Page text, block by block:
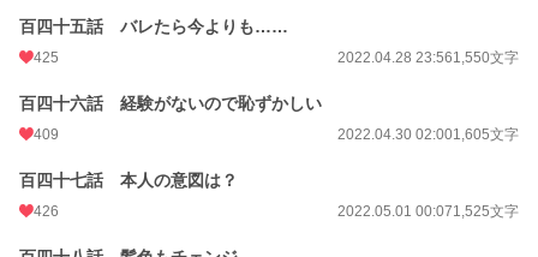
百四十五話 バレたら今よりも……
425 2022.04.28 23:561,550文字
百四十六話 経験がないので恥ずかしい
409 2022.04.30 02:001,605文字
百四十七話 本人の意図は？
426 2022.05.01 00:071,525文字